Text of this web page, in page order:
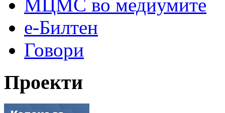
МЦМС во медиумите
е-Билтен
Говори
Проекти